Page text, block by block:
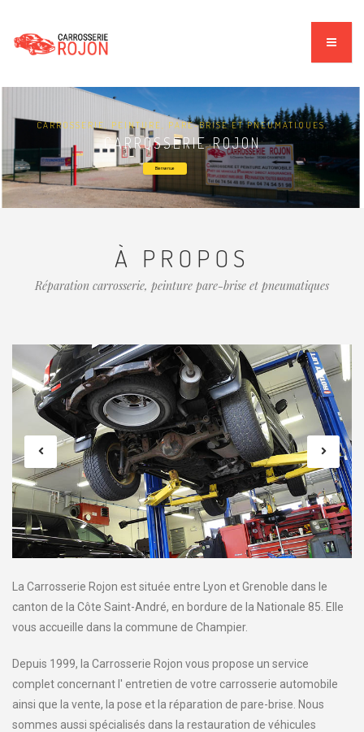
CARROSSERIE, PEINTURE, PARE-BRISE ET PNEUMATIQUES.
CARROSSERIE ROJON
Bienvenue
À PROPOS
Réparation carrosserie, peinture pare-brise et pneumatiques
La Carrosserie Rojon est située entre Lyon et Grenoble dans le
canton de la Côte Saint-André, en bordure de la Nationale 85. Elle
vous accueille dans la commune de Champier.
Depuis 1999, la Carrosserie Rojon vous propose un service
complet concernant l' entretien de votre carrosserie automobile
ainsi que la vente, la pose et la réparation de pare-brise. Nous
sommes aussi spécialisés dans la restauration de véhicules